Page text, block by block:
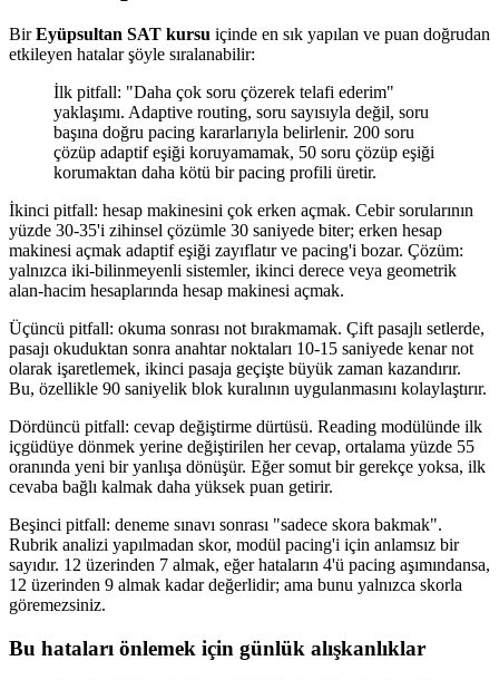
BirEyüpsultan SAT kursu içinde en sık yapılan ve puan doğrudan
etkileyen hatalar şöyle sıralanabilir:
İlk pitfall: "Daha çok soru çözerek telafi ederim"
yaklaşımı. Adaptive routing, soru sayısıyla değil, soru
başına doğru pacing kararlarıyla belirlenir. 200 soru
çözüp adaptif eşiği koruyamamak, 50 soru çözüp eşiği
korumaktan daha kötü bir pacing profili üretir.
İkinci pitfall: hesap makinesini çok erken açmak. Cebir sorularının
yüzde 30-35'i zihinsel çözümle 30 saniyede biter; erken hesap
makinesi açmak adaptif eşiği zayıflatır ve pacing'i bozar. Çözüm:
yalnızca iki-bilinmeyenli sistemler, ikinci derece veya geometrik
alan-hacim hesaplarında hesap makinesi açmak.
Üçüncü pitfall: okuma sonrası not bırakmamak. Çift pasajlı setlerde,
pasajı okuduktan sonra anahtar noktaları 10-15 saniyede kenar not
olarak işaretlemek, ikinci pasaja geçişte büyük zaman kazandırır.
Bu, özellikle 90 saniyelik blok kuralının uygulanmasını kolaylaştırır.
Dördüncü pitfall: cevap değiştirme dürtüsü. Reading modülünde ilk
içgüdüye dönmek yerine değiştirilen her cevap, ortalama yüzde 55
oranında yeni bir yanlışa dönüşür. Eğer somut bir gerekçe yoksa, ilk
cevaba bağlı kalmak daha yüksek puan getirir.
Beşinci pitfall: deneme sınavı sonrası "sadece skora bakmak".
Rubrik analizi yapılmadan skor, modül pacing'i için anlamsız bir
sayıdır. 12 üzerinden 7 almak, eğer hataların 4'ü pacing aşımındansa,
12 üzerinden 9 almak kadar değerlidir; ama bunu yalnızca skorla
göremezsiniz.
Bu hataları önlemek için günlük alışkanlıklar